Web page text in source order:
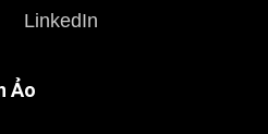
LinkedIn
Ảo